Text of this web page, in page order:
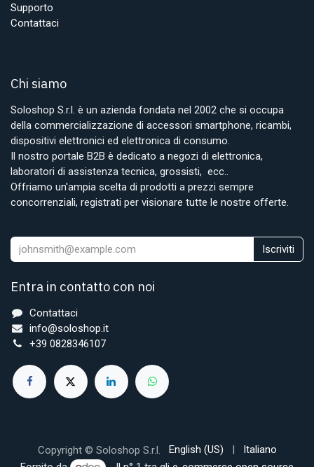
Supporto
Contattaci
Chi siamo
Soloshop S.r.l. è un azienda fondata nel 2002 che si occupa
della commercializzazione di accessori smartphone, ricambi,
dispositivi elettronici ed elettronica di consumo.
Il nostro portale B2B è dedicato a negozi di elettronica,
laboratori di assistenza tecnica, grossisti, ecc..
Offriamo un'ampia scelta di prodotti a prezzi sempre
concorrenziali, registrati per visionare tutte le nostre offerte.
Iscriviti
Entra in contatto con noi
Contattaci
info@soloshop.it
+39 0828346107
Copyright © Soloshop S.r.l. English (US) |
Italiano